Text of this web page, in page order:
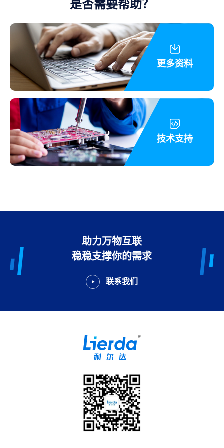
是否需要帮助？
更多资料
技术支持
助力万物互联
稳稳支撑你的需求
联系我们